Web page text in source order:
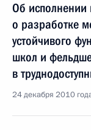
Об исполнении
о разработке
устойчивого
школ и
в
24 декабря 2010